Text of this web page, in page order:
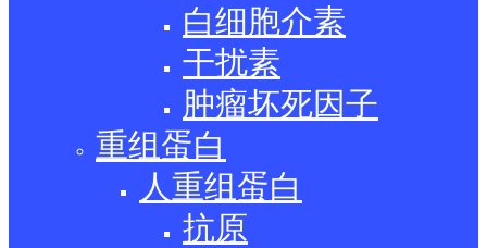
白细胞介素
干扰素
肿瘤坏死因子
重组蛋白
人重组蛋白
抗原